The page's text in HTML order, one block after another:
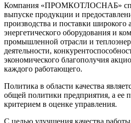
Компания «ПРОМКОТЛОСНАБ»
выпуске продукции и
производства и поставки широкого
энергетического оборудования и
промышленной отрасли и
деятельности,
экономического благополучия
каждого работающего.
Политика в области качества
общей политики предприятия, а
критерием в оценке управления.
С целью улучшения качества